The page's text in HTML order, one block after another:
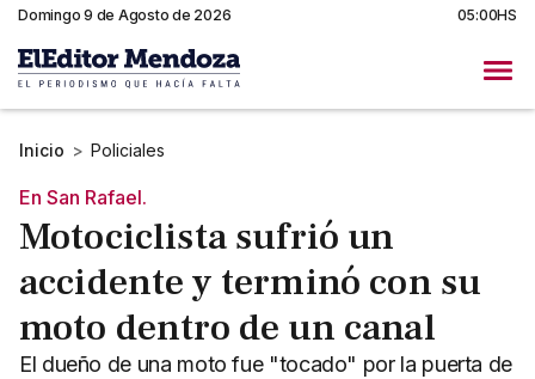
Domingo 9 de Agosto de 2026 05:00HS
Inicio > Policiales
En San Rafael.
Motociclista sufrió un
accidente y terminó con su
moto dentro de un canal
El dueño de una moto fue "tocado" por la puerta de